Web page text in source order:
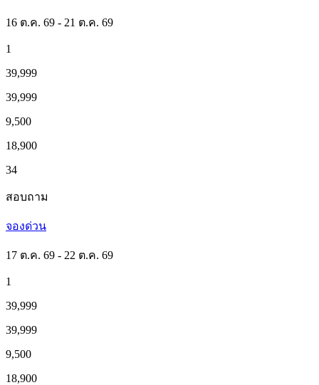
16 ต.ค. 69 - 21 ต.ค. 69
1
39,999
39,999
9,500
18,900
34
สอบถาม
จองด่วน
17 ต.ค. 69 - 22 ต.ค. 69
1
39,999
39,999
9,500
18,900